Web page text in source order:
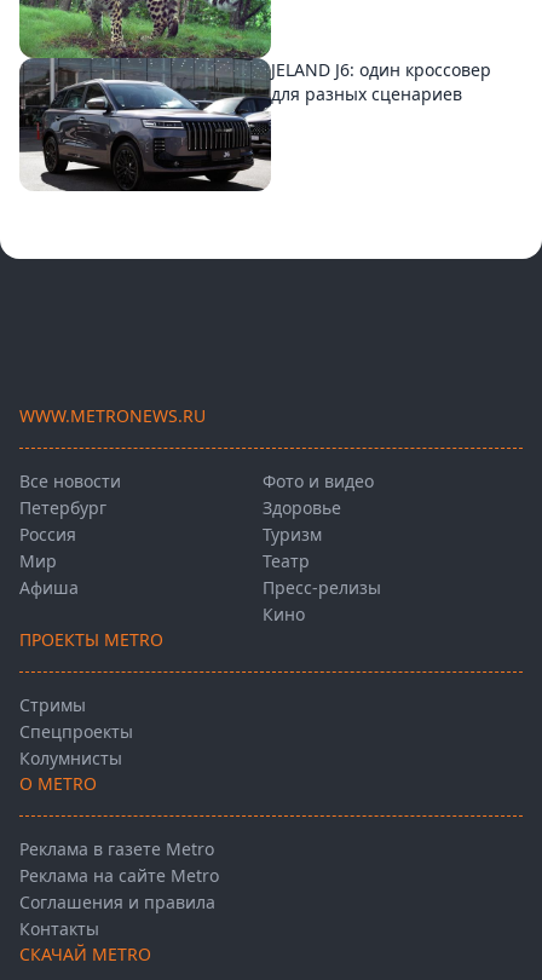
JELAND J6: один кроссовер
для разных сценариев
WWW.METRONEWS.RU
Все новости
Петербург
Россия
Мир
Афиша
Фото и видео
Здоровье
Туризм
Театр
Пресс-релизы
Кино
ПРОЕКТЫ METRO
Стримы
Спецпроекты
Колумнисты
О METRO
Реклама в газете Metro
Реклама на сайте Metro
Соглашения и правила
Контакты
СКАЧАЙ METRO